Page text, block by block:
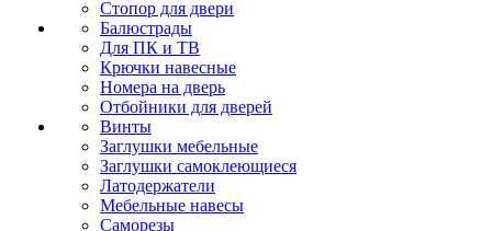
Стопор для двери
Балюстрады
Для ПК и ТВ
Крючки навесные
Номера на дверь
Отбойники для дверей
Винты
Заглушки мебельные
Заглушки самоклеющиеся
Латодержатели
Мебельные навесы
Саморезы